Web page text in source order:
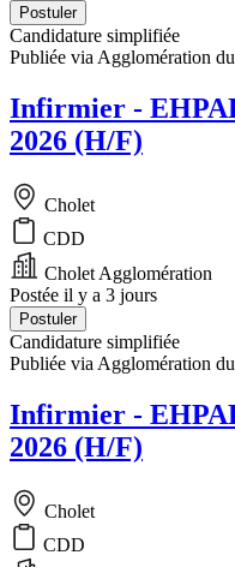
Postuler
Candidature simplifiée
Publiée via Agglomération
Infirmier -
2026 (H/F)
Cholet
CDD
Cholet Agglomération
Postée il y a 3 jours
Postuler
Candidature simplifiée
Publiée via Agglomération
Infirmier -
2026 (H/F)
Cholet
CDD